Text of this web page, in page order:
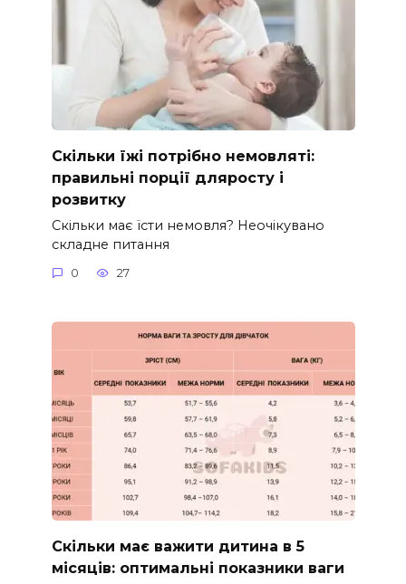
Скільки їжі потрібно немовляті:
правильні порції дляросту і
розвитку
Скільки має їсти немовля? Неочікувано
складне питання
0 27
Скільки має важити дитина в 5
місяців: оптимальні показники ваги